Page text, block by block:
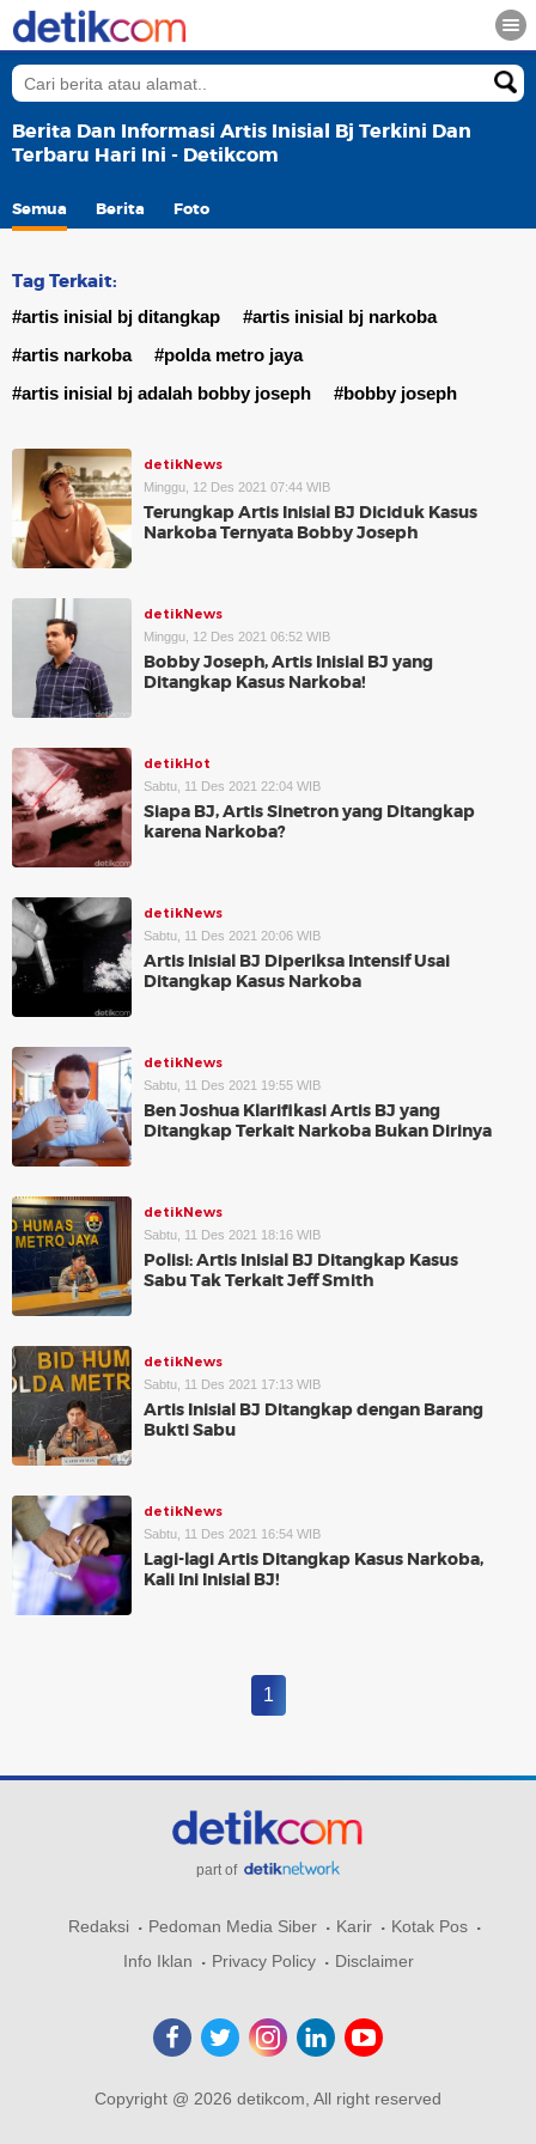
Berita Dan Informasi Artis Inisial Bj Terkini Dan
Terbaru Hari Ini - Detikcom
Semua Berita Foto
Tag Terkait:
#artis inisial bj ditangkap
#artis inisial bj narkoba
#artis narkoba
#polda metro jaya
#artis inisial bj adalah bobby joseph
#bobby joseph
detikNews
Minggu, 12 Des 2021 07:44 WIB
Terungkap Artis Inisial BJ Diciduk Kasus
Narkoba Ternyata Bobby Joseph
detikNews
Minggu, 12 Des 2021 06:52 WIB
Bobby Joseph, Artis Inisial BJ yang
Ditangkap Kasus Narkoba!
detikHot
Sabtu, 11 Des 2021 22:04 WIB
Siapa BJ, Artis Sinetron yang Ditangkap
karena Narkoba?
detikNews
Sabtu, 11 Des 2021 20:06 WIB
Artis Inisial BJ Diperiksa Intensif Usai
Ditangkap Kasus Narkoba
detikNews
Sabtu, 11 Des 2021 19:55 WIB
Ben Joshua Klarifikasi Artis BJ yang
Ditangkap Terkait Narkoba Bukan Dirinya
detikNews
Sabtu, 11 Des 2021 18:16 WIB
Polisi: Artis Inisial BJ Ditangkap Kasus
Sabu Tak Terkait Jeff Smith
detikNews
Sabtu, 11 Des 2021 17:13 WIB
Artis Inisial BJ Ditangkap dengan Barang
Bukti Sabu
detikNews
Sabtu, 11 Des 2021 16:54 WIB
Lagi-lagi Artis Ditangkap Kasus Narkoba,
Kali Ini Inisial BJ!
1
part of
Redaksi Pedoman Media Siber Karir
Kotak Pos
Info Iklan
Privacy Policy Disclaimer
Copyright @ 2026 detikcom, All right reserved